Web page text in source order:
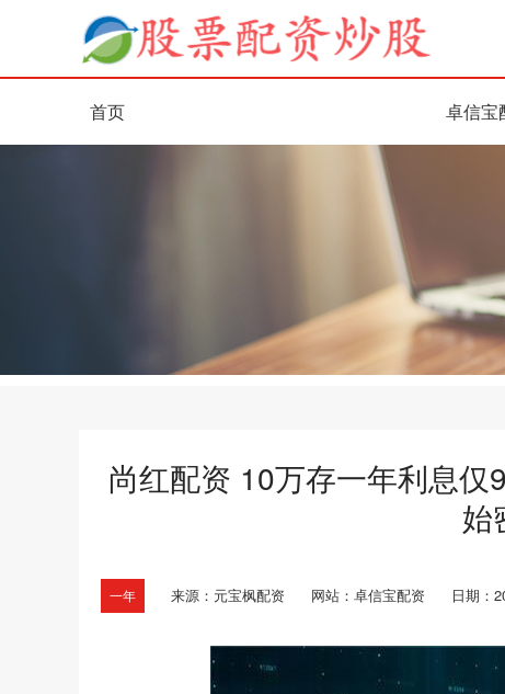
首页 卓信宝
尚红配资 10万存一年利息仅
始
一年 来源：元宝枫配资 网站：卓信宝配资 日期：